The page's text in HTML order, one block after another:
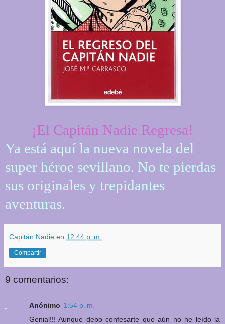
¡El Capitán Nadie Regresa!
Ya está aquí la nueva novela del
super héroe sevillano. No te pierdas
sus originales y trepidantes
aventuras.
Capitán Nadie en 12:44 p. m.
Compartir
9 comentarios:
Anónimo 1:54 p. m.
Genial!!! Aunque debo confesarte que aún no he leído la